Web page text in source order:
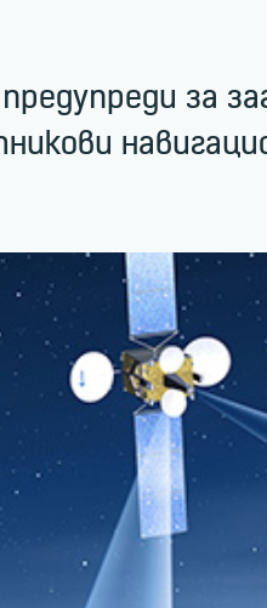
предупреди за